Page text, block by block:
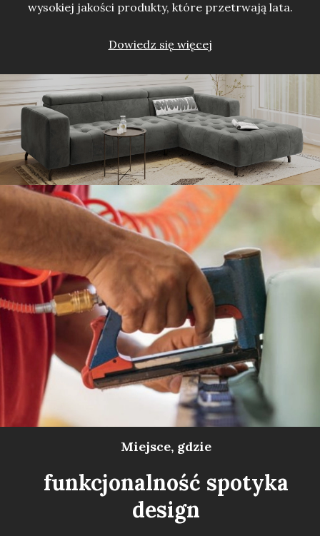
wysokiej jakości produkty, które przetrwają lata.
Dowiedz się więcej
Miejsce, gdzie
funkcjonalność spotyka
design